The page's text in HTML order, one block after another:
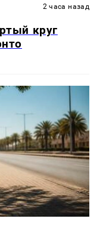
2 часа назад
круг